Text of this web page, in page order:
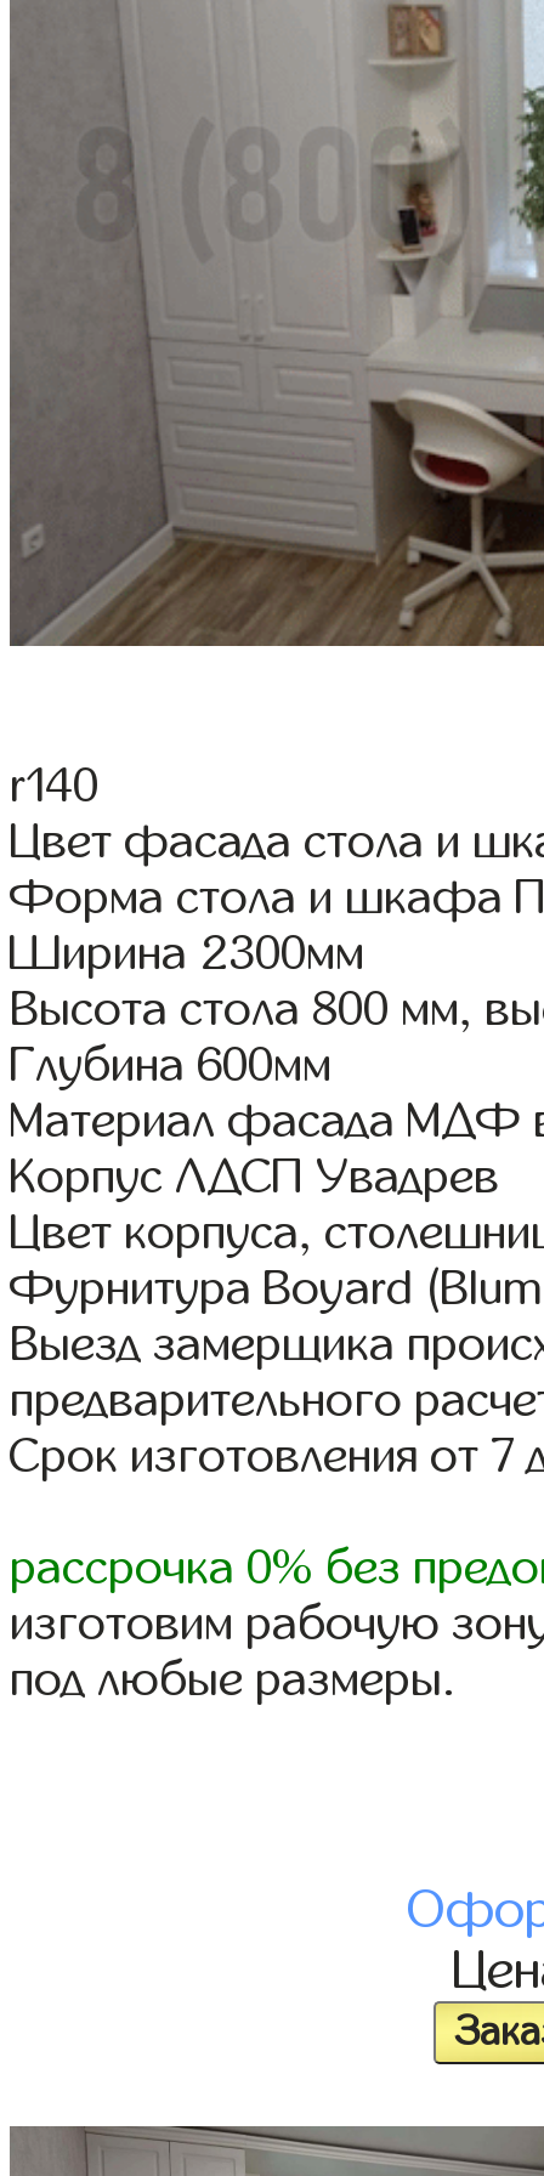
r140
Цвет фасада стола и
Форма стола и шкафа
Ширина 2300мм
Высота стола 800 мм,
Глубина 600мм
Материал фасада МДФ
Корпус ЛДСП Увадрев
Цвет корпуса,
Фурнитура Boyard
Выезд замерщика
предварительного
Срок изготовления от 7
рассрочка 0% без
изготовим рабочую
под любые размеры.